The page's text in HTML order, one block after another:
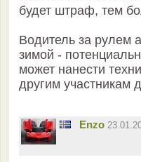
будет штраф, тем
Водитель за рулем
зимой -
может нанести
другим участникам
Enzo